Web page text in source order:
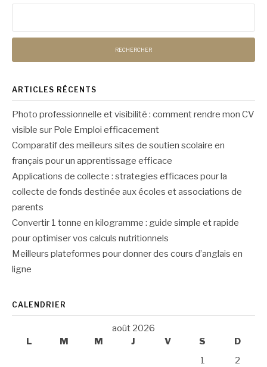
ARTICLES RÉCENTS
Photo professionnelle et visibilité : comment rendre mon CV
visible sur Pole Emploi efficacement
Comparatif des meilleurs sites de soutien scolaire en
français pour un apprentissage efficace
Applications de collecte : strategies efficaces pour la
collecte de fonds destinée aux écoles et associations de
parents
Convertir 1 tonne en kilogramme : guide simple et rapide
pour optimiser vos calculs nutritionnels
Meilleurs plateformes pour donner des cours d’anglais en
ligne
CALENDRIER
août 2026
L
M M J V S
D
1
2